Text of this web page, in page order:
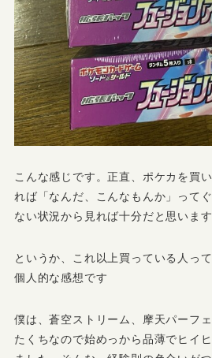
こんな感じです。正直、ポケカを買
れば「なんだ、こんなもんか」って
ない状況から見れば十分だと思います
というか、これ以上買っている人っ
個人的な感想です
僕は、蒼空ストリーム、摩天パーフ
たくちなので始めっから品薄でヒイ